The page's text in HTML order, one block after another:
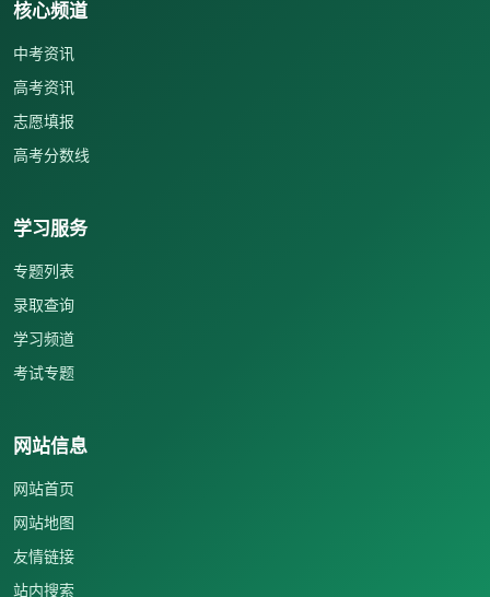
核心频道
中考资讯
高考资讯
志愿填报
高考分数线
学习服务
专题列表
录取查询
学习频道
考试专题
网站信息
网站首页
网站地图
友情链接
站内搜索